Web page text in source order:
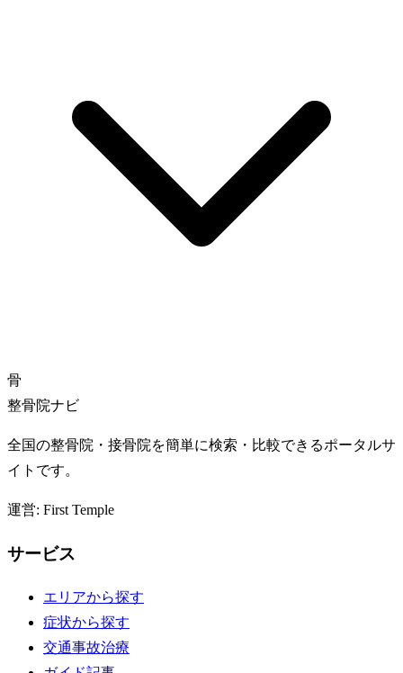
骨
整骨院ナビ
全国の整骨院・接骨院を簡単に検索・比較できるポータルサ
イトです。
運営: First Temple
サービス
エリアから探す
症状から探す
交通事故治療